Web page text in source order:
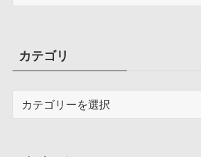
ブカテゴリ